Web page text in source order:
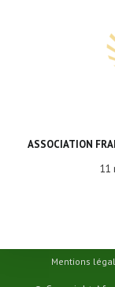
ASSOCIATION
11
Mentions